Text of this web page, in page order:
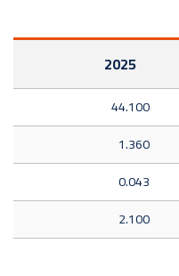
2025
44.100
1.360
0.043
2.100